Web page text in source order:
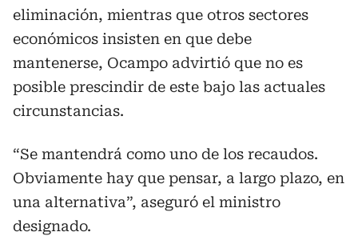
eliminación, mientras que otros sectores
económicos insisten en que debe
mantenerse, Ocampo advirtió que no es
posible prescindir de este bajo las actuales
circunstancias.
“Se mantendrá como uno de los recaudos.
Obviamente hay que pensar, a largo plazo, en
una alternativa”, aseguró el ministro
designado.